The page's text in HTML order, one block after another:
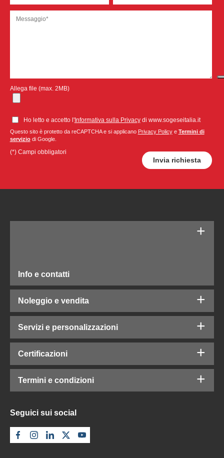
Allega file (max. 2MB)
Ho letto e accetto l'Informativa sulla Privacydi www.sogeseitalia.it
Questo sito è protetto da reCAPTCHA e si applicano Privacy Policye Termini di
serviziodi Google.
(*) Campi obbligatori
Info e contatti
Noleggio e vendita
Servizi e personalizzazioni
Certificazioni
Termini e condizioni
Seguici sui social